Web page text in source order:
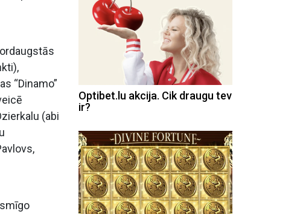
“Dinamo”
(abi
Optibet.lu akcija. Cik draugu tev
ir?